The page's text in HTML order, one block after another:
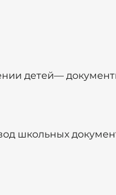
детей—
школьных